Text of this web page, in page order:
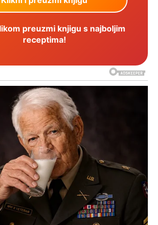
preuzmi knjigu s najboljim
receptima!